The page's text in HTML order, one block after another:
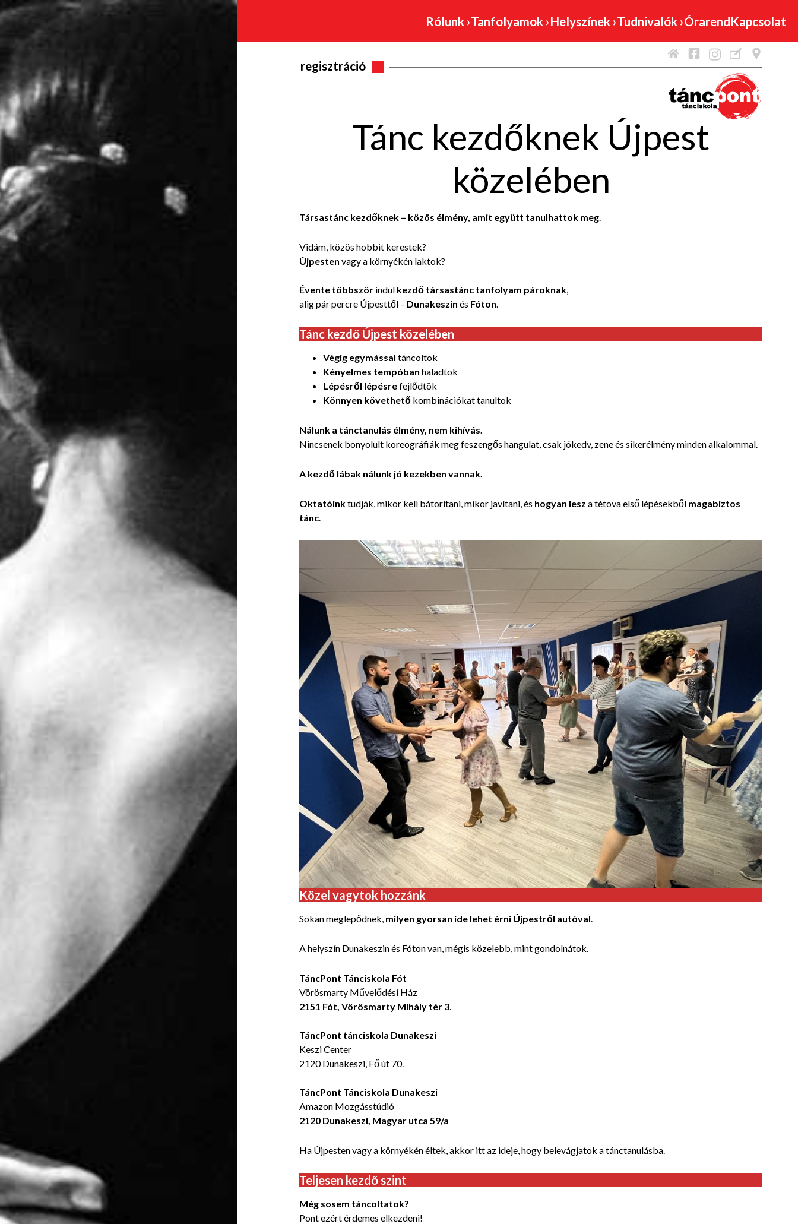
Rólunk ›Tanfolyamok ›Helyszínek ›Tudnivalók ›ÓrarendKapcsolat
regisztráció
Tánc kezdőknek Újpest
közelében
Társastánc kezdőknek – közös élmény, amit együtt tanulhattok meg.
Vidám, közös hobbit kerestek?
Újpesten vagy a környékén laktok?
Évente többször indul kezdő társastánc tanfolyam pároknak,
alig pár percre Újpesttől – Dunakeszin és Fóton.
Tánc kezdő Újpest közelében
Végig egymással táncoltok
Kényelmes tempóban haladtok
Lépésről lépésrefejlődtök
Könnyen követhető kombinációkat tanultok
Nálunk a tánctanulás élmény, nem kihívás.
Nincsenek bonyolult koreográfiák meg feszengős hangulat, csak jókedv, zene és sikerélmény minden alkalommal.
A kezdő lábak nálunk jó kezekben vannak.
Oktatóinktudják, mikor kell bátorítani, mikor javítani, és hogyan lesz a tétova első lépésekből magabiztos
tánc.
Közel vagytok hozzánk
Sokan meglepődnek, milyen gyorsan ide lehet érni Újpestről autóval.
A helyszín Dunakeszin és Fóton van, mégis közelebb, mint gondolnátok.
TáncPont Tánciskola Fót
Vörösmarty Művelődési Ház
2151 Fót, Vörösmarty Mihály tér 3.
TáncPont tánciskola Dunakeszi
Keszi Center
2120 Dunakeszi, Fő út 70.
TáncPont Tánciskola Dunakeszi
Amazon Mozgásstúdió
2120 Dunakeszi, Magyar utca 59/a
Ha Újpesten vagy a környékén éltek, akkor itt az ideje, hogy belevágjatok a tánctanulásba.
Teljesen kezdő szint
Még sosem táncoltatok?
Pont ezért érdemes elkezdeni!